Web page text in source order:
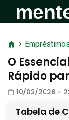
>
O
Rápido
10/03/2026 -
Tabela de